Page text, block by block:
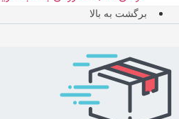
برگشت به بالا